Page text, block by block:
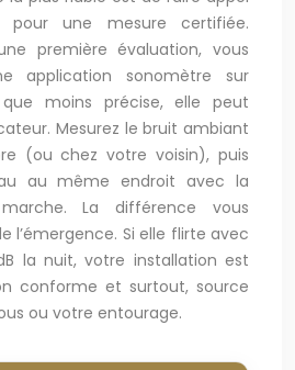
une mesure certifiée.
première évaluation, vous
application sonomètre sur
moins précise, elle peut
Mesurez le bruit ambiant
(ou chez votre voisin), puis
au même endroit avec la
La différence vous
l’émergence. Si elle flirte avec
la nuit, votre installation est
conforme et surtout, source
ou votre entourage.